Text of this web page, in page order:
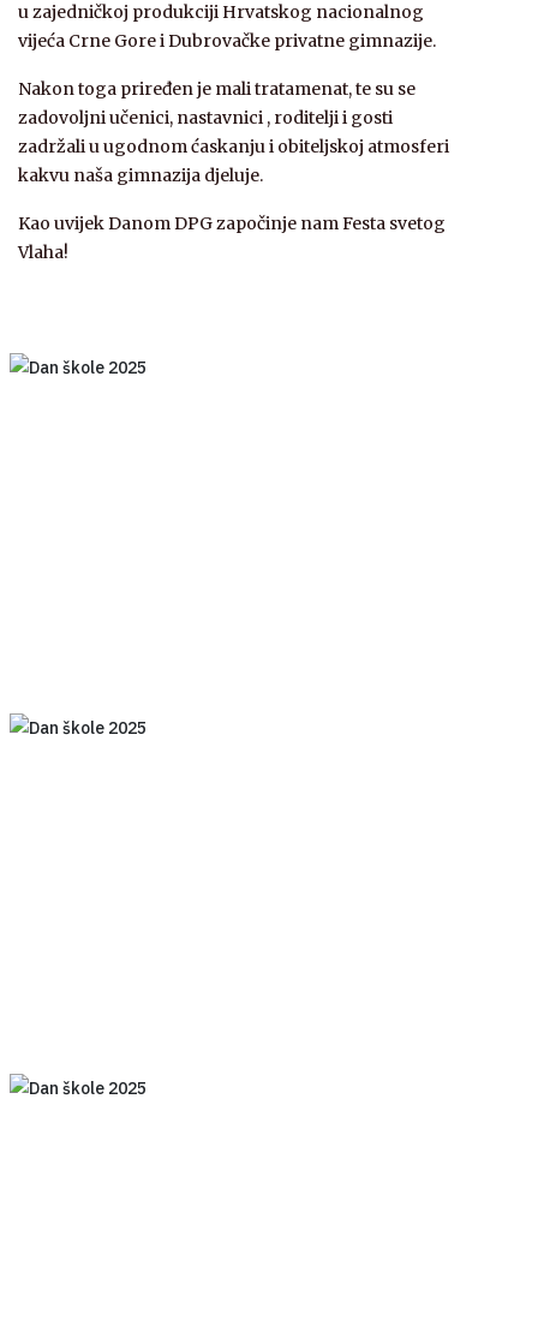
u zajedničkoj produkciji Hrvatskog nacionalnog
vijeća Crne Gore i Dubrovačke privatne gimnazije.
Nakon toga priređen je mali tratamenat, te su se
zadovoljni učenici, nastavnici , roditelji i gosti
zadržali u ugodnom ćaskanju i obiteljskoj atmosferi
kakvu naša gimnazija djeluje.
Kao uvijek Danom DPG započinje nam Festa svetog
Vlaha!